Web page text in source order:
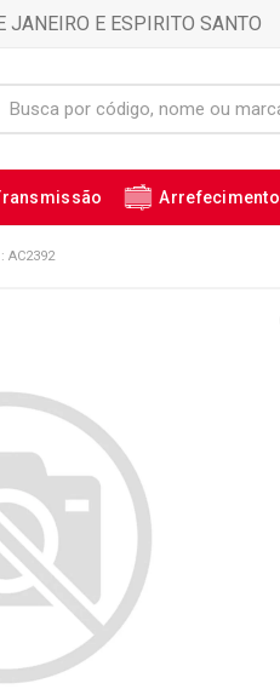
JANEIRO E ESPIRITO SANTO
Arrefecimento
AC2392